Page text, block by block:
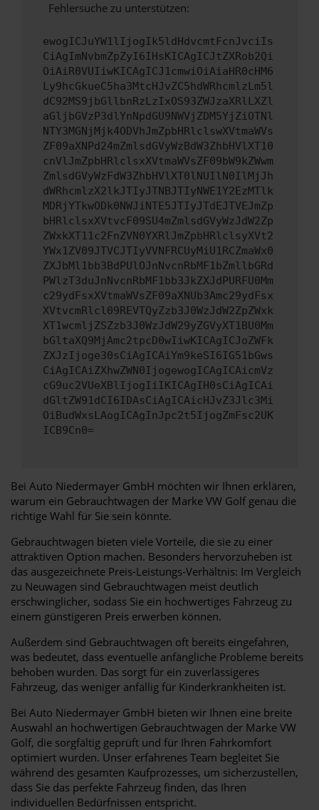
Fehlersuche zu unterstützen:
ewogICJuYW1lIjogIk5ldHdvcmtFcnJvciIs
CiAgImNvbmZpZyI6IHsKICAgICJtZXRob2Qi
OiAiR0VUIiwKICAgICJ1cmwiOiAiaHR0cHM6
Ly9hcGkueC5ha3MtcHJvZC5hdWRhcmlzLm5l
dC92MS9jbGllbnRzLzIxOS93ZWJzaXRlLXZl
aGljbGVzP3dlYnNpdGU9NWVjZDM5YjZiOTNl
NTY3MGNjMjk4ODVhJmZpbHRlclswXVtmaWVs
ZF09aXNPd24mZmlsdGVyWzBdW3ZhbHVlXT10
cnVlJmZpbHRlclsxXVtmaWVsZF09bW9kZWwm
ZmlsdGVyWzFdW3ZhbHVlXT0lNUIlN0IlMjJh
dWRhcmlzX2lkJTIyJTNBJTIyNWE1Y2EzMTlk
MDRjYTkwODk0NWJiNTE5JTIyJTdEJTVEJmZp
bHRlclsxXVtvcF09SU4mZmlsdGVyWzJdW2Zp
ZWxkXT11c2FnZVN0YXRlJmZpbHRlclsyXVt2
YWx1ZV09JTVCJTIyVVNFRCUyMiU1RCZmaWx0
ZXJbMl1bb3BdPUlOJnNvcnRbMF1bZmllbGRd
PWlzT3duJnNvcnRbMF1bb3JkZXJdPURFU0Mm
c29ydFsxXVtmaWVsZF09aXNUb3Amc29ydFsx
XVtvcmRlcl09REVTQyZzb3J0WzJdW2ZpZWxk
XT1wcmljZSZzb3J0WzJdW29yZGVyXT1BU0Mm
bGltaXQ9MjAmc2tpcD0wIiwKICAgICJoZWFk
ZXJzIjoge30sCiAgICAiYm9keSI6IG51bGws
CiAgICAiZXhwZWN0IjogewogICAgICAicmVz
cG9uc2VUeXBlIjogIiIKICAgIH0sCiAgICAi
dGltZW91dCI6IDAsCiAgICAicHJvZ3Jlc3Mi
OiBudWxsLAogICAgInJpc2t5IjogZmFsc2UK
ICB9Cn0=
Bei Auto Niedermayer GmbH möchten wir Ihnen erklären,
warum ein Gebrauchtwagen der Marke VW Golf genau die
richtige Wahl für Sie sein könnte.
Gebrauchtwagen bieten viele Vorteile, die sie zu einer
attraktiven Option machen. Besonders hervorzuheben ist
das ausgezeichnete Preis-Leistungs-Verhältnis: Im Vergleich
zu Neuwagen sind Gebrauchtwagen meist deutlich
erschwinglicher, sodass Sie ein hochwertiges Fahrzeug zu
einem günstigeren Preis erwerben können.
Außerdem sind Gebrauchtwagen oft bereits eingefahren,
was bedeutet, dass eventuelle anfängliche Probleme bereits
behoben wurden. Das sorgt für ein zuverlässigeres
Fahrzeug, das weniger anfällig für Kinderkrankheiten ist.
Bei Auto Niedermayer GmbH bieten wir Ihnen eine breite
Auswahl an hochwertigen Gebrauchtwagen der Marke VW
Golf, die sorgfältig geprüft und für Ihren Fahrkomfort
optimiert wurden. Unser erfahrenes Team begleitet Sie
während des gesamten Kaufprozesses, um sicherzustellen,
dass Sie das perfekte Fahrzeug finden, das Ihren
individuellen Bedürfnissen entspricht.